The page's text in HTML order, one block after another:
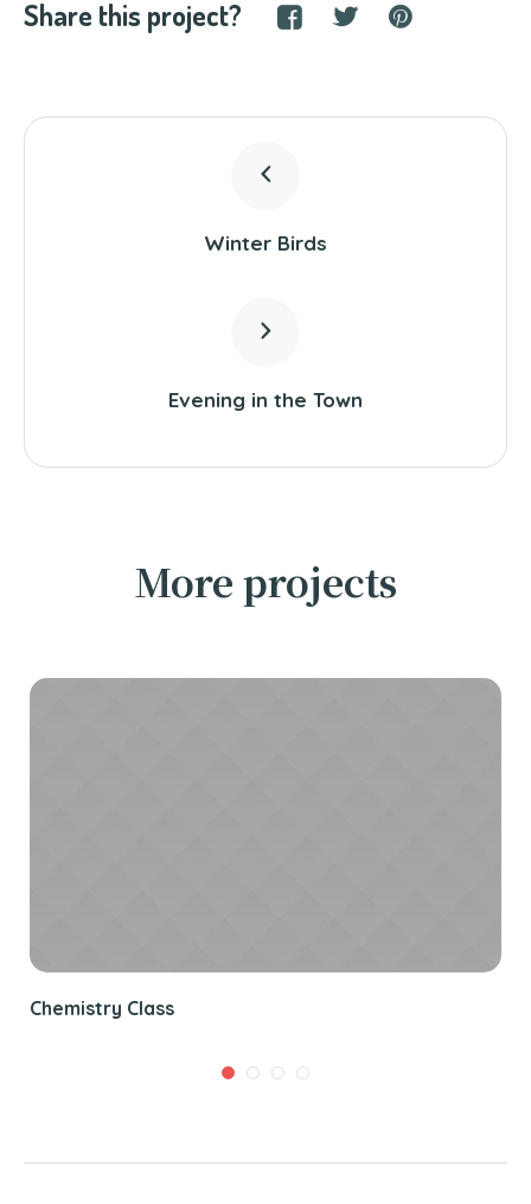
Share this project?
Winter Birds
Evening in the Town
More projects
Chemistry Class